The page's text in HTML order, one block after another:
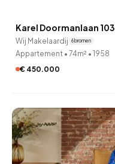
10 uur geleden ontdekt
Karel Doormanlaan 103
Wij Makelaardij 6 bronnen
Appartement • 74m² • 1958
€ 450.000